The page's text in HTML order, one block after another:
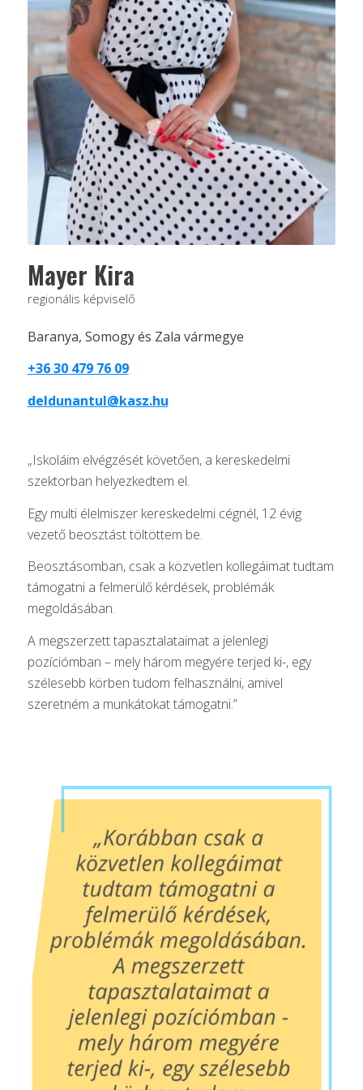
Mayer Kira
regionális képviselő
Baranya, Somogy és Zala vármegye
+36 30 479 76 09
deldunantul@kasz.hu
„Iskoláim elvégzését követően, a kereskedelmi
szektorban helyezkedtem el.
Egy multi élelmiszer kereskedelmi cégnél, 12 évig
vezető beosztást töltöttem be.
Beosztásomban, csak a közvetlen kollegáimat tudtam
támogatni a felmerülő kérdések, problémák
megoldásában.
A megszerzett tapasztalataimat a jelenlegi
pozíciómban – mely három megyére terjed ki-, egy
szélesebb körben tudom felhasználni, amivel
szeretném a munkátokat támogatni.”